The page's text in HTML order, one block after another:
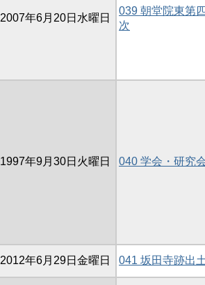
2007年6月20日水曜日
039 朝堂院東第
次
1997年9月30日火曜日 040 学会・研究
2012年6月29日金曜日 041 坂田寺跡出